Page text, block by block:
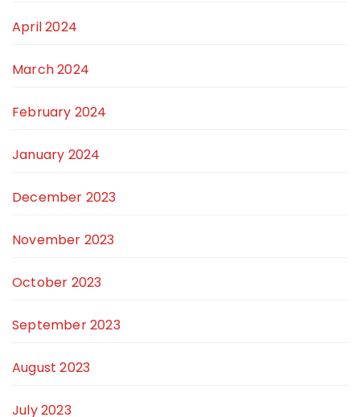
April 2024
March 2024
February 2024
January 2024
December 2023
November 2023
October 2023
September 2023
August 2023
July 2023